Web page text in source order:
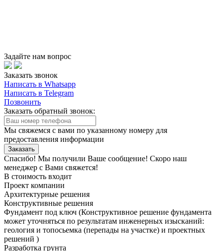
Задайте нам вопрос
Заказать звонок
Написать в Whatsapp
Написать в Telegram
Позвонить
Заказать обратный звонок:
Мы свяжемся с вами по указанному номеру для
предоставления информации
Заказать
Спасибо! Мы получили Ваше сообщение! Скоро наш
менеджер с Вами свяжется!
В стоимость входит
Проект компании
Архитектурные решения
Конструктивные решения
Фундамент под ключ (Конструктивное решение фундамента
может уточняться по результатам инженерных изысканий:
геология и топосьемка (перепады на участке) и проектных
решений )
Разработка грунта